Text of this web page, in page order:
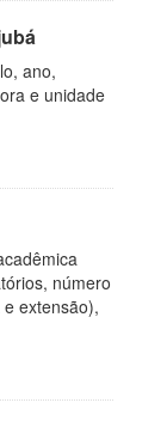
ano,
e unidade
número
extensão),